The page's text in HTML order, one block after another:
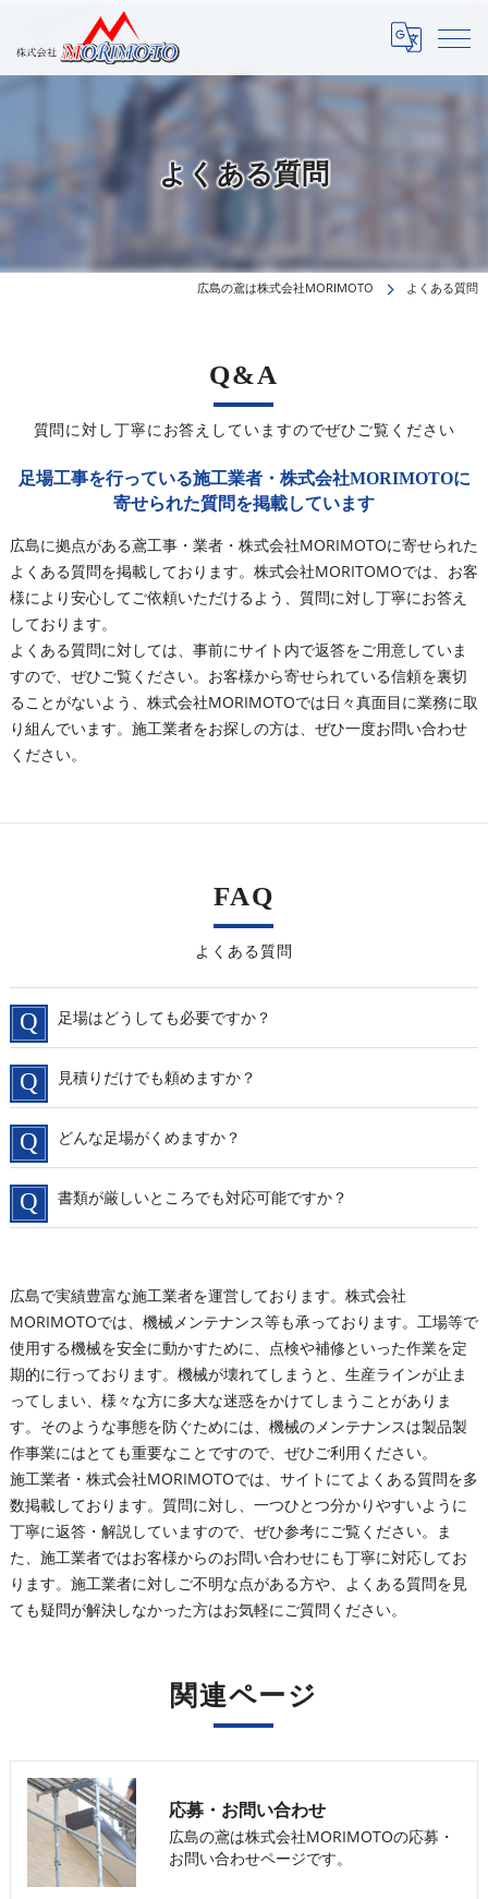
よくある質問
広島の鳶は株式会社MORIMOTO よくある質問
質問に対し丁寧にお答えしていますのでぜひご覧ください
Q&A
足場工事を行っている施工業者・株式会社MORIMOTOに
寄せられた質問を掲載しています
広島に拠点がある鳶工事・業者・株式会社MORIMOTOに寄せられた
よくある質問を掲載しております。株式会社MORITOMOでは、お客
様により安心してご依頼いただけるよう、質問に対し丁寧にお答え
しております。
よくある質問に対しては、事前にサイト内で返答をご用意していま
すので、ぜひご覧ください。お客様から寄せられている信頼を裏切
ることがないよう、株式会社MORIMOTOでは日々真面目に業務に取
り組んでいます。施工業者をお探しの方は、ぜひ一度お問い合わせ
ください。
よくある質問
FAQ
足場はどうしても必要ですか？
見積りだけでも頼めますか？
どんな足場がくめますか？
書類が厳しいところでも対応可能ですか？
広島で実績豊富な施工業者を運営しております。株式会社
MORIMOTOでは、機械メンテナンス等も承っております。工場等で
使用する機械を安全に動かすために、点検や補修といった作業を定
期的に行っております。機械が壊れてしまうと、生産ラインが止ま
ってしまい、様々な方に多大な迷惑をかけてしまうことがありま
す。そのような事態を防ぐためには、機械のメンテナンスは製品製
作事業にはとても重要なことですので、ぜひご利用ください。
施工業者・株式会社MORIMOTOでは、サイトにてよくある質問を多
数掲載しております。質問に対し、一つひとつ分かりやすいように
丁寧に返答・解説していますので、ぜひ参考にご覧ください。ま
た、施工業者ではお客様からのお問い合わせにも丁寧に対応してお
ります。施工業者に対しご不明な点がある方や、よくある質問を見
ても疑問が解決しなかった方はお気軽にご質問ください。
関連ページ
応募・お問い合わせ
広島の鳶は株式会社MORIMOTOの応募・
お問い合わせページです。